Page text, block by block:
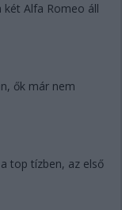
két Alfa Romeo áll
ők már nem
top tízben, az első